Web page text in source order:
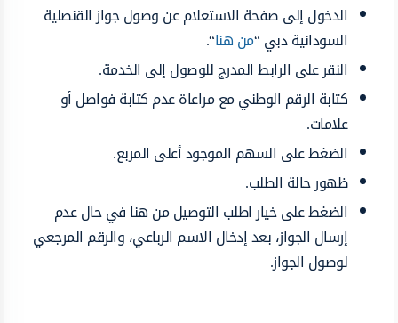
الدخول إلى صفحة الاستعلام عن وصول جواز القنصلية
السودانية دبي “من هنا“.
النقر على الرابط المدرج للوصول إلى الخدمة.
كتابة الرقم الوطني مع مراعاة عدم كتابة فواصل أو
علامات.
الضغط على السهم الموجود أعلى المربع.
ظهور حالة الطلب.
الضغط على خيار اطلب التوصيل من هنا في حال عدم
إرسال الجواز، بعد إدخال الاسم الرباعي، والرقم المرجعي
لوصول الجواز.